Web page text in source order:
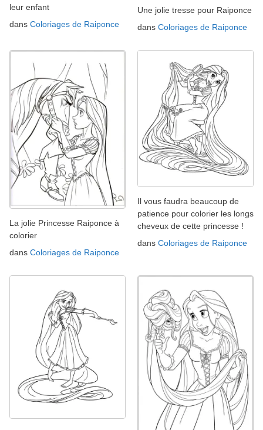
leur enfant
dans Coloriages de Raiponce
Une jolie tresse pour Raiponce
dans Coloriages de Raiponce
La jolie Princesse Raiponce à
colorier
dans Coloriages de Raiponce
Il vous faudra beaucoup de
patience pour colorier les longs
cheveux de cette princesse !
dans Coloriages de Raiponce